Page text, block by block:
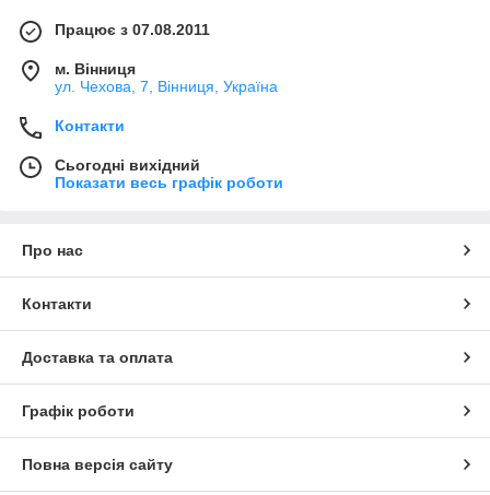
Працює з 07.08.2011
м. Вінниця
ул. Чехова, 7, Вінниця, Україна
Контакти
Сьогодні вихідний
Показати весь графік роботи
Про нас
Контакти
Доставка та оплата
Графік роботи
Повна версія сайту